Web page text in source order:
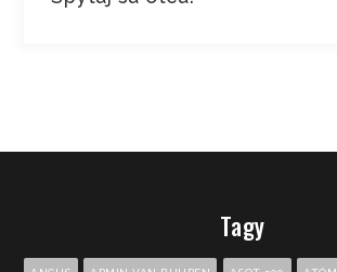
Tagy